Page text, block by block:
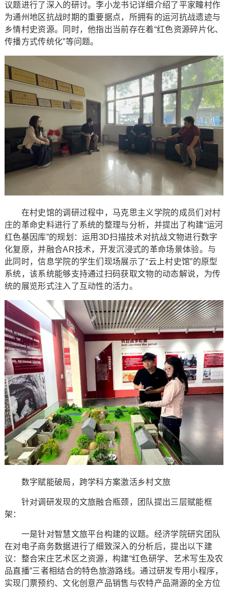
议题进行了深入的研讨。李小龙书记详细介绍了平家疃村作
为通州地区抗战时期的重要据点，所拥有的运河抗战遗迹与
乡情村史资源。同时，他指出当前存在着“红色资源碎片化、
传播方式传统化”等问题。
在村史馆的调研过程中，马克思主义学院的成员们对村
庄的革命史料进行了系统的整理与分析，并提出了构建“运河
红色基因库”的规划：运用3D扫描技术对抗战文物进行数字
化复原，并融合AR技术，开发沉浸式的革命场景体验。与
此同时，信息学院的学生们现场展示了“云上村史馆”的原型
系统，该系统能够支持通过扫码获取文物的动态解说，为传
统的展览形式注入了互动性的活力。
数字赋能破局，跨学科方案激活乡村文旅
针对调研发现的文旅融合瓶颈，团队提出三层赋能框
架：
一是针对智慧文旅平台构建的议题。经济学院研究团队
在对电子商务数据进行了细致深入的分析后，提出以下建
议：整合宋庄艺术区之资源，构建“红色研学、艺术写生及农
品直播”三者相结合的特色旅游路线。通过研发专用小程序，
实现门票预约、文化创意产品销售与农特产品溯源的全方位